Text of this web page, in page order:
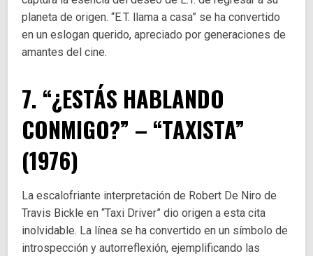
planeta de origen. “E.T. llama a casa” se ha convertido
en un eslogan querido, apreciado por generaciones de
amantes del cine.
7. “¿ESTÁS HABLANDO
CONMIGO?” – “TAXISTA”
(1976)
La escalofriante interpretación de Robert De Niro de
Travis Bickle en “Taxi Driver” dio origen a esta cita
inolvidable. La línea se ha convertido en un símbolo de
introspección y autorreflexión, ejemplificando las